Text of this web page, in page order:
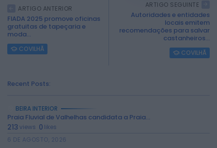
ARTIGO ANTERIOR
FIADA 2025 promove oficinas
gratuitas de tapeçaria e
moda...
COVILHÃ
ARTIGO SEGUINTE
Autoridades e entidades
locais emitem
recomendações para salvar
castanheiros...
COVILHÃ
Recent Posts:
BEIRA INTERIOR
Praia Fluvial de Valhelhas candidata a Praia...
213views 0 likes
6 DE AGOSTO, 2026